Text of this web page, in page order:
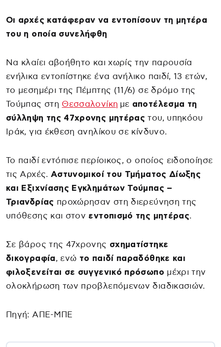
Οι αρχές κατάφεραν να εντοπίσουν τη μητέρα
του η οποία συνελήφθη
Να κλαίει αβοήθητο και χωρίς την παρουσία
ενήλικα εντοπίστηκε ένα ανήλικο παιδί, 13 ετών,
το μεσημέρι της Πέμπτης (11/6) σε δρόμο της
Τούμπας στη Θεσσαλονίκη με αποτέλεσμα τη
σύλληψη της 47χρονης μητέρας του, υπηκόου
Ιράκ, για έκθεση ανηλίκου σε κίνδυνο.
Το παιδί εντόπισε περίοικος, ο οποίος ειδοποίησε
τις Αρχές. Αστυνομικοί του Τμήματος Δίωξης
και Εξιχνίασης Εγκλημάτων Τούμπας –
Τριανδρίας προχώρησαν στη διερεύνηση της
υπόθεσης και στον εντοπισμό της μητέρας.
Σε βάρος της 47χρονης σχηματίστηκε
δικογραφία, ενώ το παιδί παραδόθηκε και
φιλοξενείται σε συγγενικό πρόσωπο μέχρι την
ολοκλήρωση των προβλεπόμενων διαδικασιών.
Πηγή: ΑΠΕ-ΜΠΕ